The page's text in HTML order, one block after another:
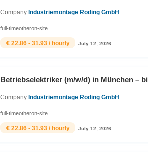
CompanyIndustriemontage Roding GmbH
full-timeotheron-site
€ 22.86 - 31.93 / hourly July 12, 2026
Betriebselektriker (m/w/d) in München –
CompanyIndustriemontage Roding GmbH
full-timeotheron-site
€ 22.86 - 31.93 / hourly July 12, 2026